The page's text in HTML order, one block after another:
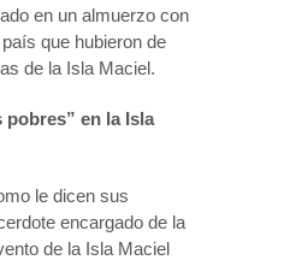
en un almuerzo con
que hubieron de
de la Isla Maciel.
en la Isla
le dicen sus
encargado de la
de la Isla Maciel